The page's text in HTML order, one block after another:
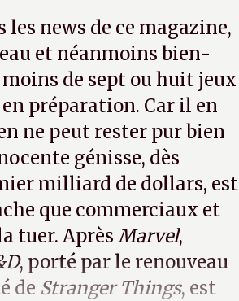
news de ce magazine,
et néanmoins bien-
de sept ou huit jeux
préparation. Car il en
ne peut rester pur bien
génisse, dès
milliard de dollars, est
que commerciaux et
tuer. Après Marvel,
, porté par le renouveau
de Stranger Things, est